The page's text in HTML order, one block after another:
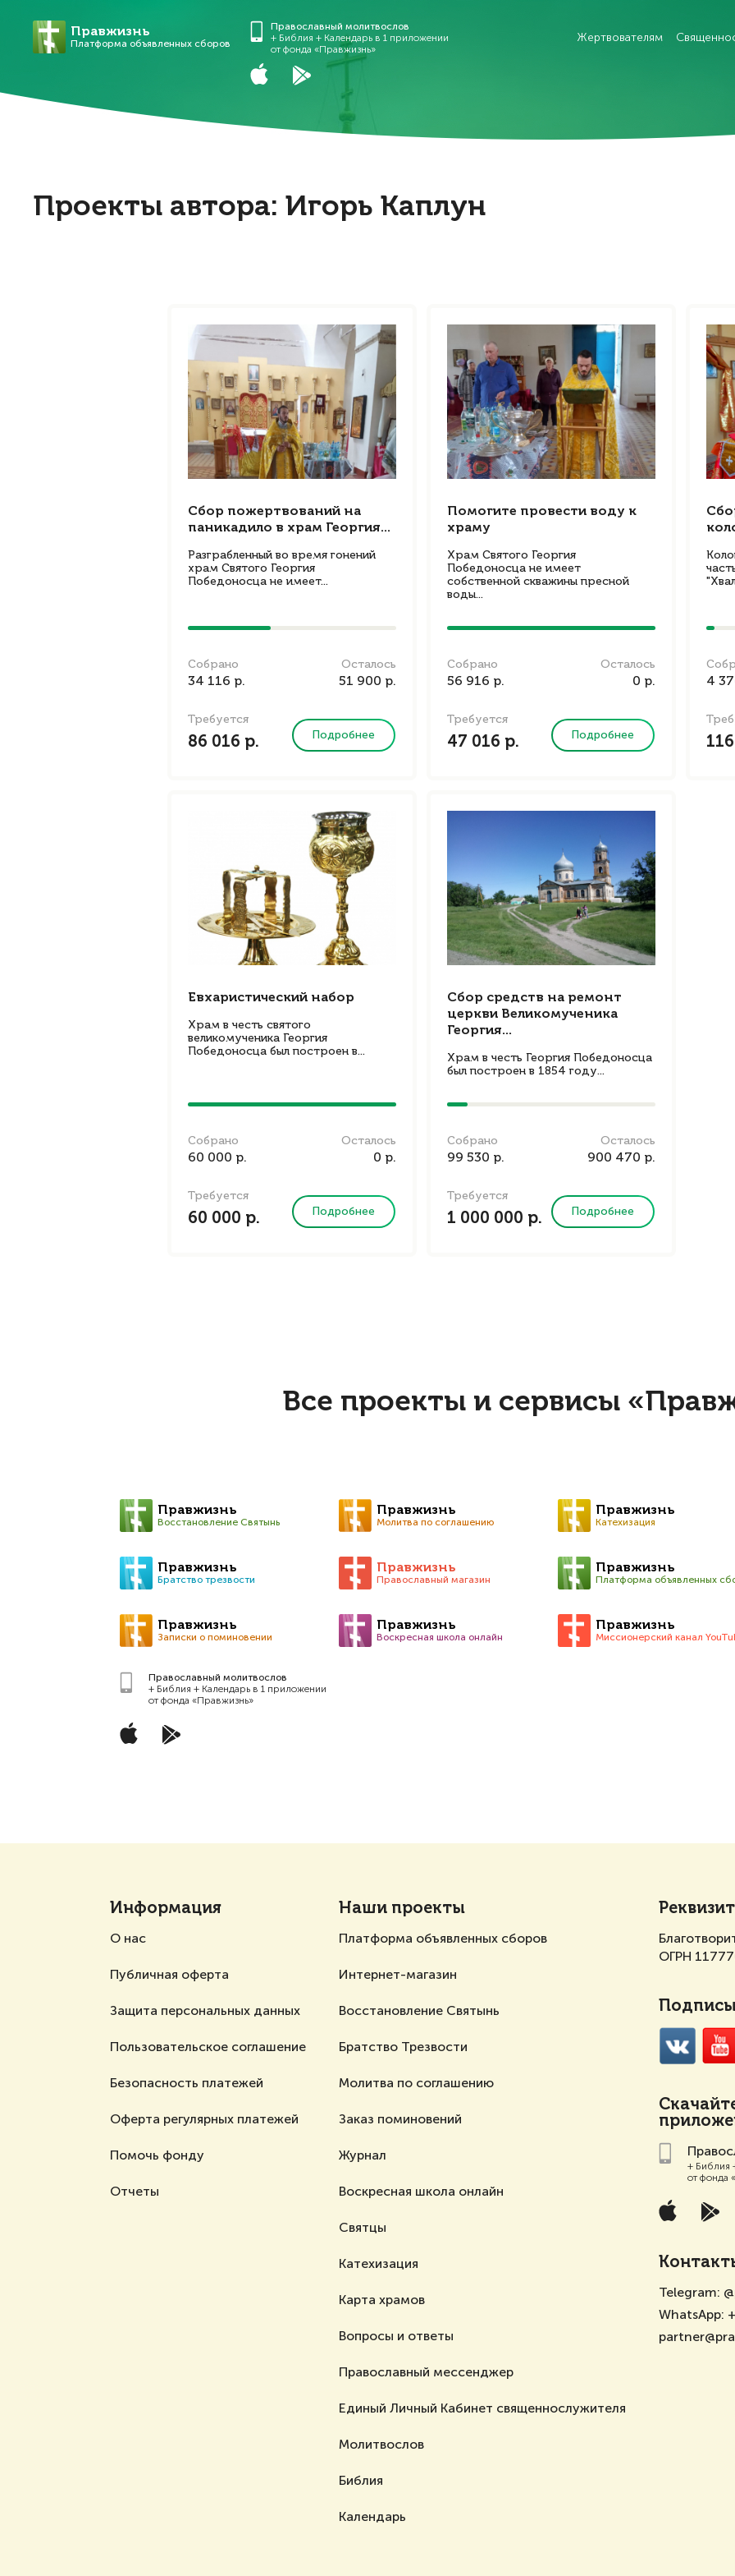
Правжизнь
Платформа объявленных сборов
Православный молитвослов
+ Библия + Календарь в 1 приложении
от фонда «Правжизнь»
Жертвователям
Проекты автора: Игорь Каплун
Сбор пожертвований на
паникадило в храм Георгия...
Разграбленный во время гонений
храм Святого Георгия
Победоносца не имеет...
Собрано
34 116 р.
Осталось
51 900 р.
Требуется
86 016 р. Подробнее
Помогите провести воду к
храму
Храм Святого Георгия
Победоносца не имеет
собственной скважины пресной
воды...
Собрано
56 916 р.
Осталось
0 р.
Требуется
47 016 р. Подробнее
4
Евхаристический набор
Храм в честь святого
великомученика Георгия
Победоносца был построен в...
Собрано
60 000 р.
Осталось
0 р.
Требуется
60 000 р. Подробнее
Сбор средств на ремонт
церкви Великомученика
Георгия...
Храм в честь Георгия Победоносца
был построен в 1854 году...
Собрано
99 530 р.
Осталось
900 470 р.
Требуется
1 000 000 р. Подробнее
Все проекты и сервисы
Правжизнь
Восстановление Святынь
Правжизнь
Молитва по соглашению
Правжизнь
Катехизация
Правжизнь
Братство трезвости
Правжизнь
Православный магазин
Правжизнь
Платформа объявленных
Правжизнь
Записки о поминовении
Правжизнь
Воскресная школа онлайн
Правжизнь
Миссионерский канал
Православный молитвослов
+ Библия + Календарь в 1 приложении
от фонда «Правжизнь»
Информация
О нас
Публичная оферта
Защита персональных данных
Пользовательское соглашение
Безопасность платежей
Оферта регулярных платежей
Помочь фонду
Отчеты
Наши проекты
Платформа объявленных сборов
Интернет-магазин
Восстановление Святынь
Братство Трезвости
Молитва по соглашению
Заказ поминовений
Журнал
Воскресная школа онлайн
Святцы
Катехизация
Карта храмов
Вопросы и ответы
Православный мессенджер
Единый Личный Кабинет священнослужителя
Молитвослов
Библия
Календарь
ОГРН
+ Библия
от фонда
Telegram:
WhatsApp: